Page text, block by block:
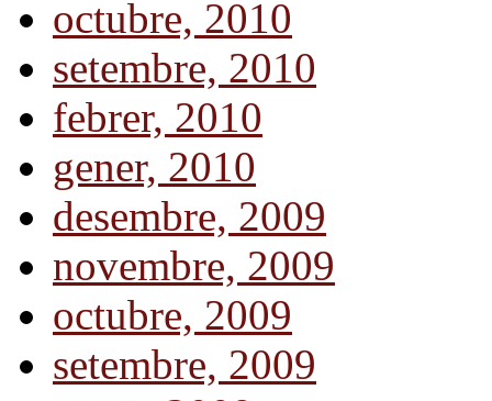
octubre, 2010
setembre, 2010
febrer, 2010
gener, 2010
desembre, 2009
novembre, 2009
octubre, 2009
setembre, 2009